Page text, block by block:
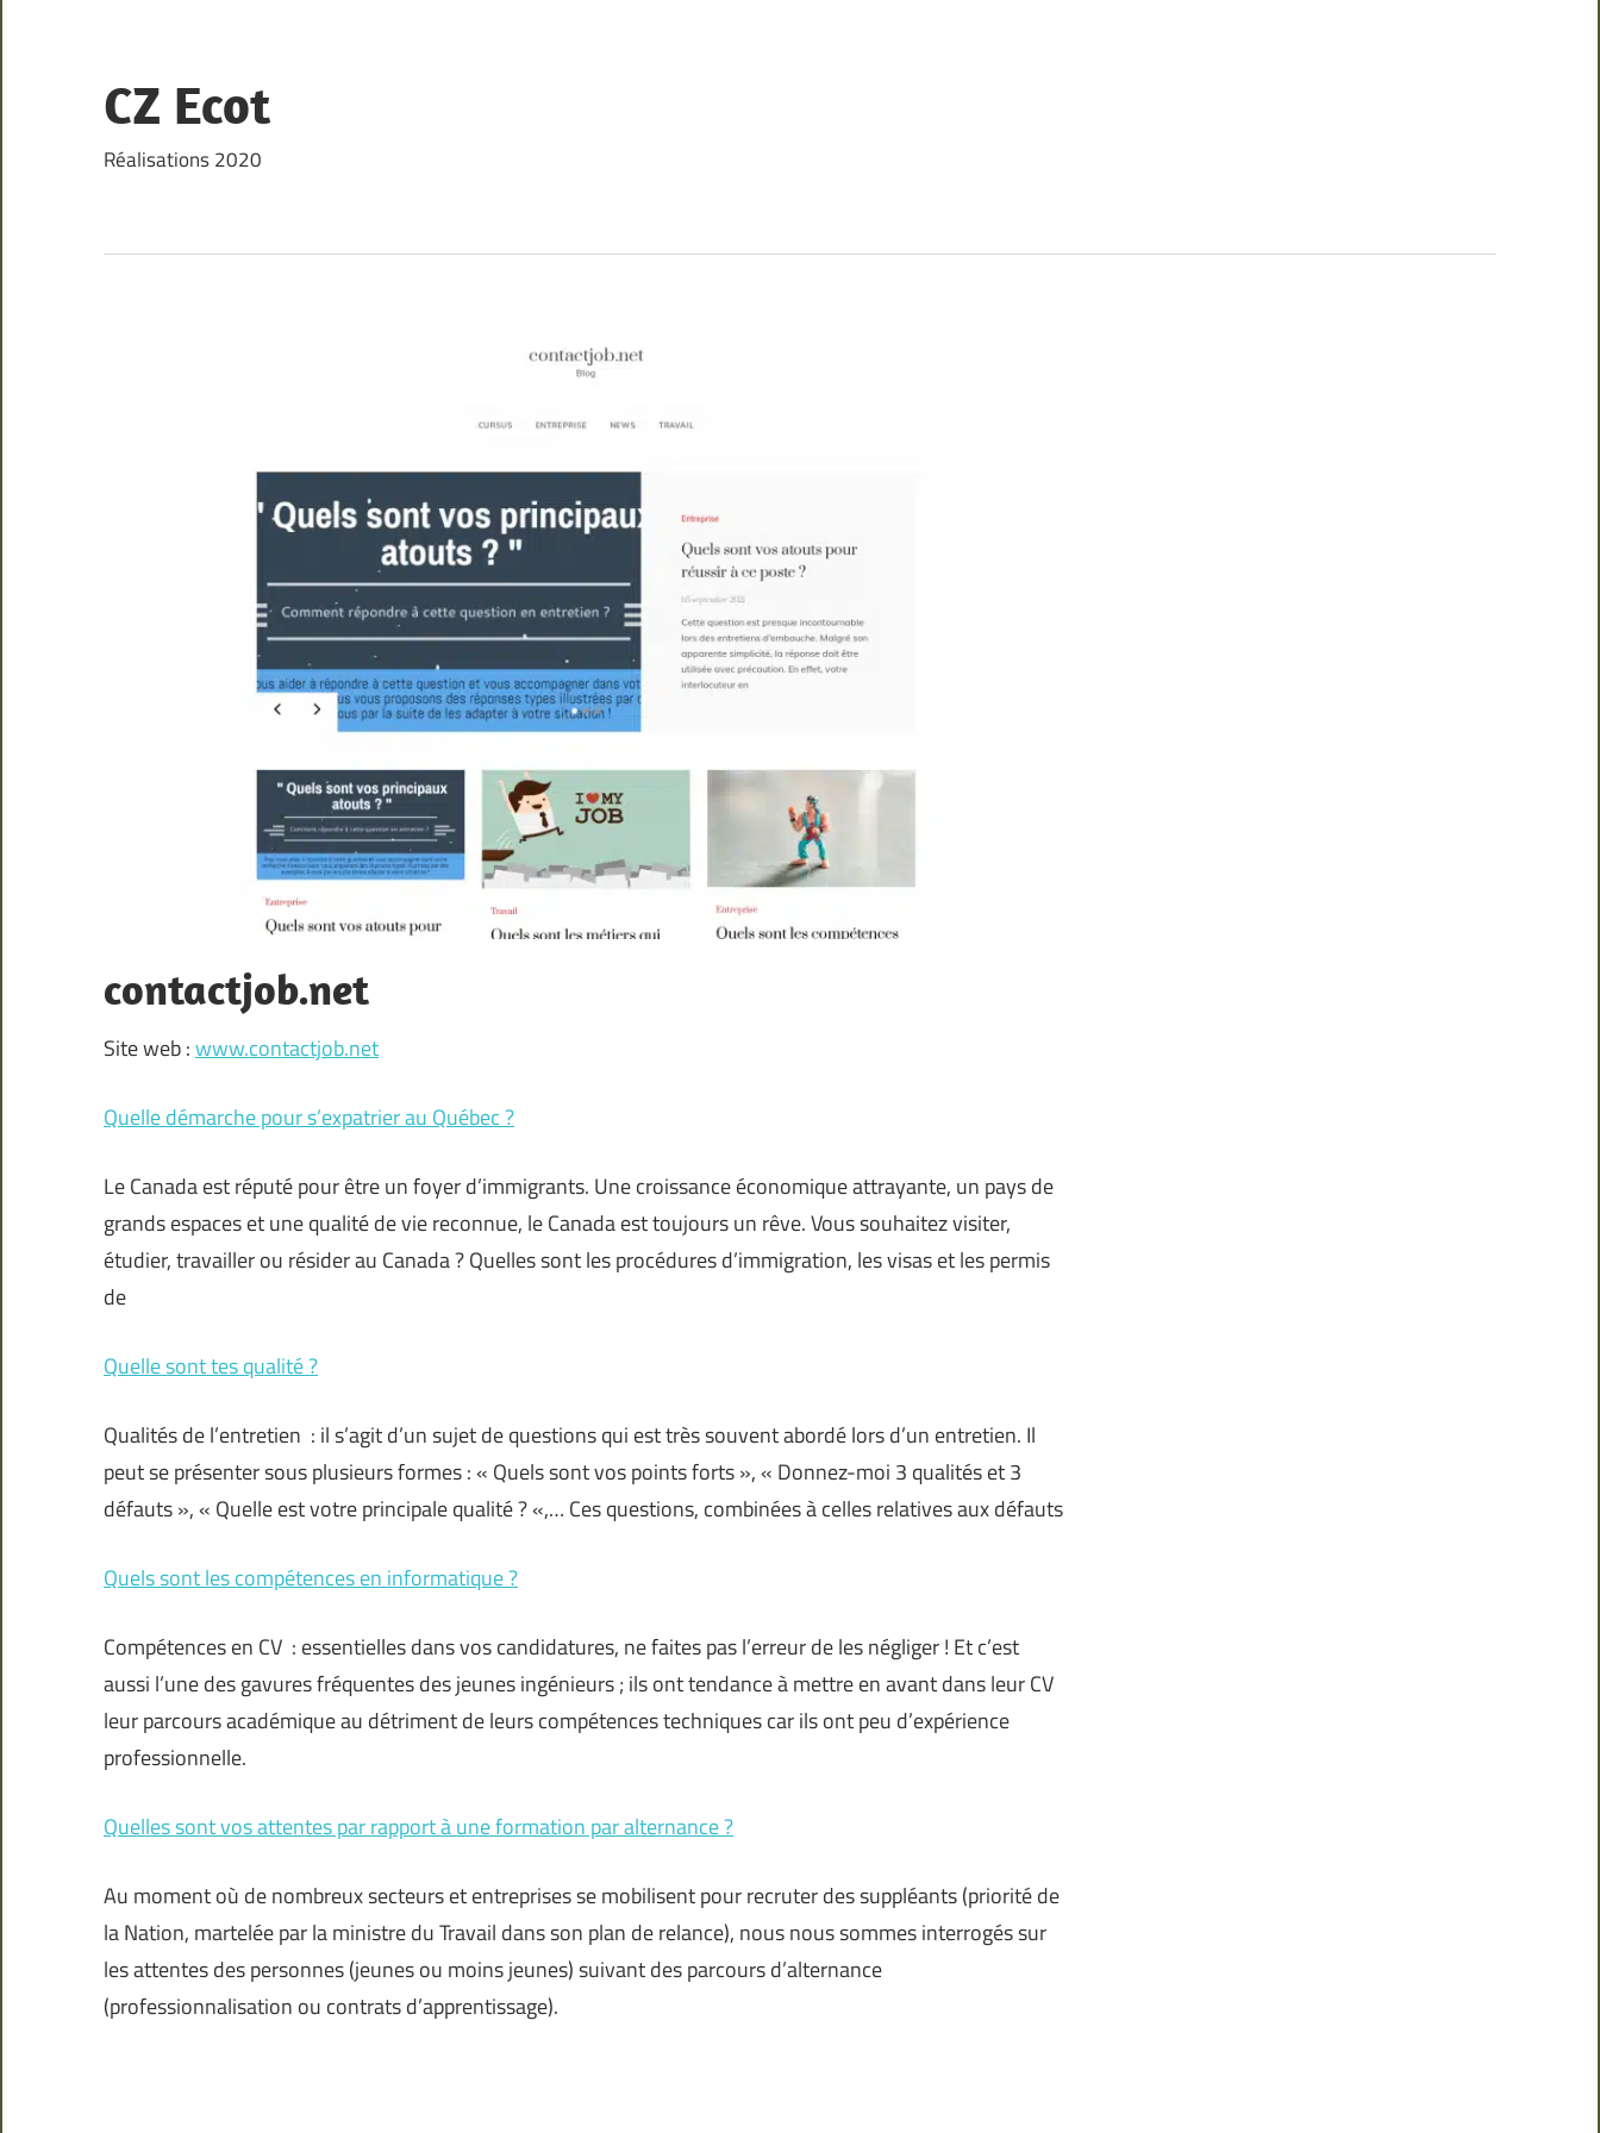
content
CZ Ecot
Réalisations 2020
contactjob.net
Site web :www.contactjob.net
Quelle démarche pour s’expatrier au Québec ?
Le Canada est réputé pour être un foyer d’immigrants. Une croissance économique attrayante, un pays de
grands espaces et une qualité de vie reconnue, le Canada est toujours un rêve. Vous souhaitez visiter,
étudier, travailler ou résider au Canada ? Quelles sont les procédures d’immigration, les visas et les permis
de
Quelle sont tes qualité ?
Qualités de l’entretien : il s’agit d’un sujet de questions qui est très souvent abordé lors d’un entretien. Il
peut se présenter sous plusieurs formes : « Quels sont vos points forts », « Donnez-moi 3 qualités et 3
défauts », « Quelle est votre principale qualité ? «,… Ces questions, combinées à celles relatives aux défauts
Quels sont les compétences en informatique ?
Compétences en CV : essentielles dans vos candidatures, ne faites pas l’erreur de les négliger ! Et c’est
aussi l’une des gavures fréquentes des jeunes ingénieurs ; ils ont tendance à mettre en avant dans leur CV
leur parcours académique au détriment de leurs compétences techniques car ils ont peu d’expérience
professionnelle.
Quelles sont vos attentes par rapport à une formation par alternance ?
Au moment où de nombreux secteurs et entreprises se mobilisent pour recruter des suppléants (priorité de
la Nation, martelée par la ministre du Travail dans son plan de relance), nous nous sommes interrogés sur
les attentes des personnes (jeunes ou moins jeunes) suivant des parcours d’alternance
(professionnalisation ou contrats d’apprentissage).